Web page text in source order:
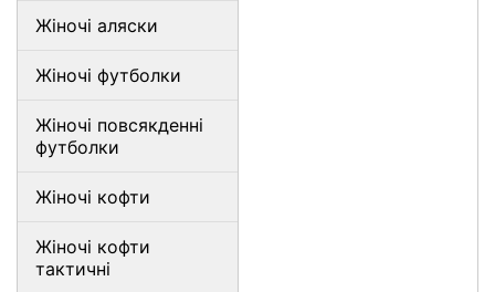
Жіночі аляски
Жіночі футболки
Жіночі повсякденні
футболки
Жіночі кофти
Жіночі кофти
тактичні